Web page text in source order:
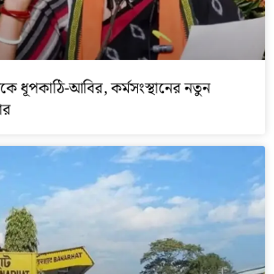
ধূপকাঠি-আবির, কর্মসংস্থানের নতুন